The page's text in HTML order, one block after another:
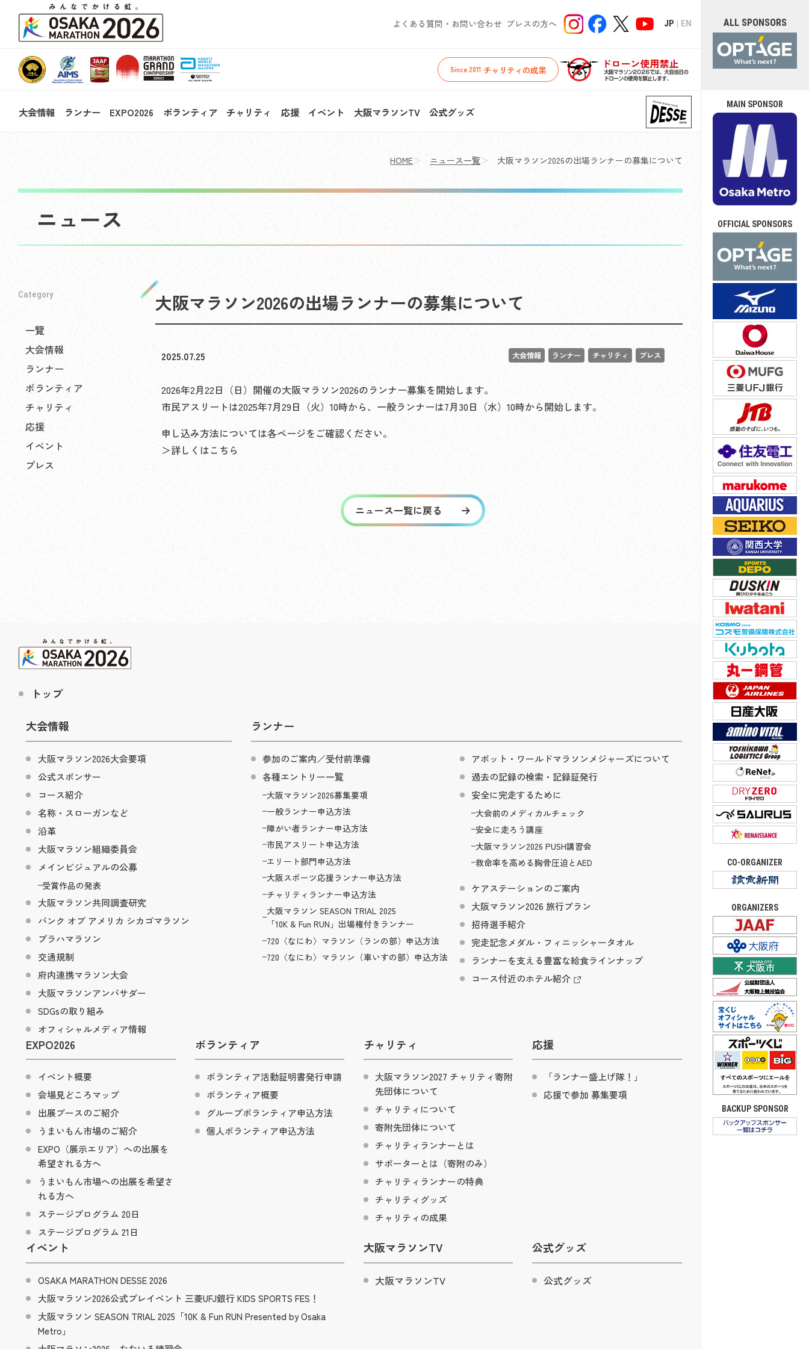
大会情報 ランナー EXPO2026 ボランティア チャリティ 応援 イベント 大阪マラソンTV 公式グッズ
よくある質問・お問い合わせ プレスの方へ JP EN
Since 2011 チャリティの成果
HOME ニュース一覧 大阪マラソン2026の出場ランナーの募集について
ニュース
Category
一覽
大会情報
ランナー
ボランティア
チャリティ
応援
イベント
プレス
大阪マラソン2026の出場ランナーの募集について
2025.07.25 大会情報 ランナー チャリティ プレス
2026年2月22日（日）開催の大阪マラソン2026のランナー募集を開始します。
市民アスリートは2025年7月29日（火）10時から、一般ランナーは7月30日（水）10時から開始します。
申し込み方法については各ページをご確認ください。
＞詳しくはこちら
ニュース一覧に戻る
ALL SPONSORS
MAIN SPONSOR
OFFICIAL SPONSORS
CO-ORGANIZER
ORGANIZERS
BACKUP SPONSOR
トップ
大会情報
大阪マラソン2026大会要項
公式スポンサー
コース紹介
名称・スローガンなど
沿革
大阪マラソン組織委員会
メインビジュアルの公募
受賞作品の発表
大阪マラソン共同調査研究
バンク オブ アメリカ シカゴマラソン
プラハマラソン
交通規制
府内連携マラソン大会
大阪マラソンアンバサダー
SDGsの取り組み
オフィシャルメディア情報
ランナー
参加のご案内／受付前準備
各種エントリー一覧
大阪マラソン2026募集要項
一般ランナー申込方法
障がい者ランナー申込方法
市民アスリート申込方法
エリート部門申込方法
大阪スポーツ応援ランナー申込方法
チャリティランナー申込方法
大阪マラソン SEASON TRIAL 2025
「10K & Fun RUN」出場権付きランナー
720〈なにわ〉マラソン（ランの部）申込方法
720〈なにわ〉マラソン（車いすの部）申込方法
アボット・ワールドマラソンメジャーズについて
過去の記録の検索・記録証発行
安全に完走するために
大会前のメディカルチェック
安全に走ろう講座
大阪マラソン2026 PUSH講習会
救命率を高める胸骨圧迫とAED
ケアステーションのご案内
大阪マラソン2026 旅行プラン
招待選手紹介
完走記念メダル・フィニッシャータオル
ランナーを支える豊富な給食ラインナップ
コース付近のホテル紹介
EXPO2026
イベント概要
会場見どころマップ
出展ブースのご紹介
うまいもん市場のご紹介
EXPO（展示エリア）への出展を
希望される方へ
うまいもん市場への出展を希望さ
れる方へ
ステージプログラム 20日
ステージプログラム 21日
ボランティア
ボランティア活動証明書発行申請
ボランティア概要
グループボランティア申込方法
個人ボランティア申込方法
チャリティ
大阪マラソン2027 チャリティ寄附
先団体について
チャリティについて
寄附先団体について
チャリティランナーとは
サポーターとは（寄附のみ）
チャリティランナーの特典
チャリティグッズ
チャリティの成果
応援
「ランナー盛上げ隊！」
応援で参加 募集要項
イベント
OSAKA MARATHON DESSE 2026
大阪マラソン2026公式プレイベント 三菱UFJ銀行 KIDS SPORTS FES！
大阪マラソン SEASON TRIAL 2025「10K & Fun RUN Presented by Osaka
Metro」
大阪マラソンTV 公式グッズ